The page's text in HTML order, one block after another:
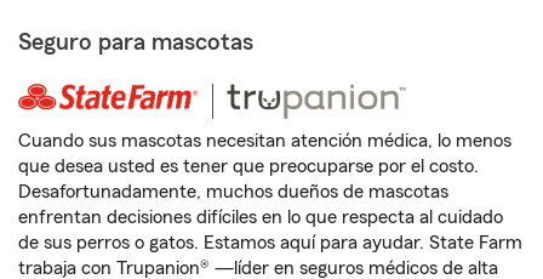
Seguro para mascotas
Cuando sus mascotas necesitan atención médica, lo menos
que desea usted es tener que preocuparse por el costo.
Desafortunadamente, muchos dueños de mascotas
enfrentan decisiones difíciles en lo que respecta al cuidado
de sus perros o gatos. Estamos aquí para ayudar. State Farm
trabaja con Trupanion® —líder en seguros médicos de alta